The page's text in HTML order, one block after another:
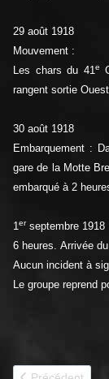
29 août 1918
Mouvement :
Les chars du 41e
rangent sortie
30 août 1918
Embarquement :
gare de la Motte
embarqué à 2
1erseptembre 1918
6 heures. Arrivée
Aucun incident à
Le groupe reprend